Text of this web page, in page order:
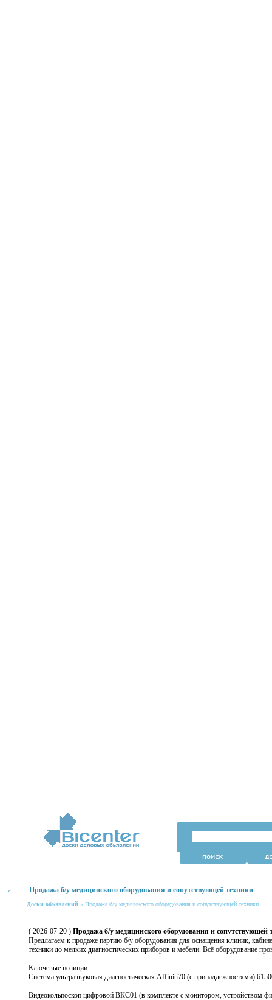
Продажа б/у медицинского оборудования и сопутствующей техники
Доски объявлений » Продажа б/у медицинского оборудования и сопутствующей техники
( 2026-07-20 ) Продажа б/у медицинского оборудования и сопутствующей
Предлагаем к продаже партию б/у оборудования для оснащения клиник,
техники до мелких диагностических приборов и мебели. Всё оборудование
Ключевые позиции:
Система ультразвуковая диагностическая Affiniti70 (с принадлежностями)
Видеокольпоскоп цифровой ВКС01 (в комплекте с монитором, устройством